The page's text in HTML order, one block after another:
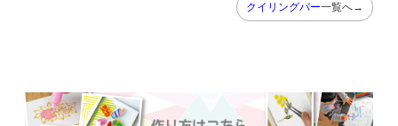
クイリングバー一覧へ→